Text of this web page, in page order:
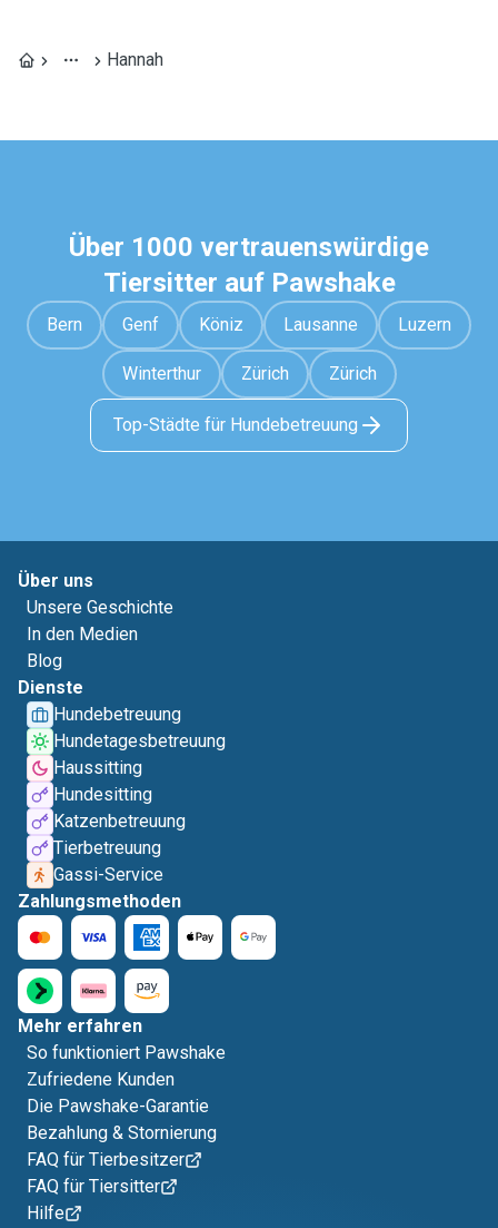
Hannah
Über 1000 vertrauenswürdige
Tiersitter auf Pawshake
Bern Genf Köniz Lausanne Luzern
Winterthur Zürich Zürich
Top-Städte für Hundebetreuung
Über uns
Unsere Geschichte
In den Medien
Blog
Dienste
Hundebetreuung
Hundetagesbetreuung
Haussitting
Hundesitting
Katzenbetreuung
Tierbetreuung
Gassi-Service
Zahlungsmethoden
Mehr erfahren
So funktioniert Pawshake
Zufriedene Kunden
Die Pawshake-Garantie
Bezahlung & Stornierung
FAQ für Tierbesitzer
FAQ für Tiersitter
Hilfe